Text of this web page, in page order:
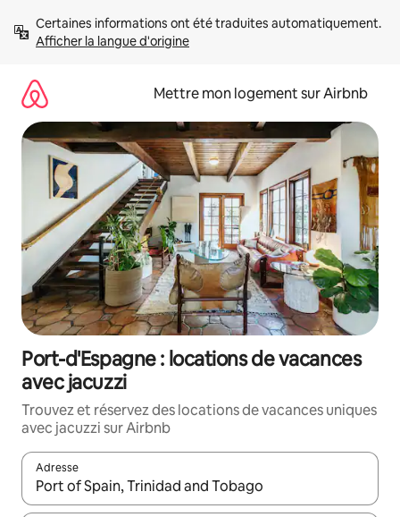
directement
Afficher la langue d'origine
Mettre mon logement sur Airbnb
Port-d'Espagne : locations de vacances
avec jacuzzi
Trouvez et réservez des locations de vacances uniques
avec jacuzzi sur Airbnb
Adresse
Lorsque les résultats s'affichent, utilisez les flèches vers le